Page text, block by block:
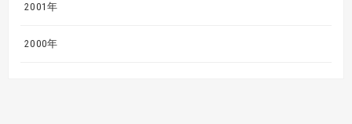
2001年
2000年